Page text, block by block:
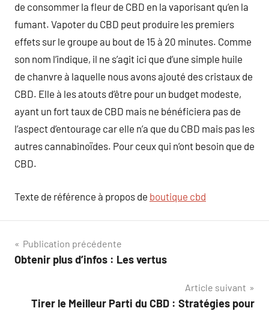
de consommer la fleur de CBD en la vaporisant qu’en la
fumant. Vapoter du CBD peut produire les premiers
effets sur le groupe au bout de 15 à 20 minutes. Comme
son nom l’indique, il ne s’agit ici que d’une simple huile
de chanvre à laquelle nous avons ajouté des cristaux de
CBD. Elle à les atouts d’être pour un budget modeste,
ayant un fort taux de CBD mais ne bénéficiera pas de
l’aspect d’entourage car elle n’a que du CBD mais pas les
autres cannabinoïdes. Pour ceux qui n’ont besoin que de
CBD.
Texte de référence à propos de boutique cbd
Navigation
de
Publication précédente
Obtenir plus d’infos : Les vertus
Article suivant
Tirer le Meilleur Parti du CBD : Stratégies pour